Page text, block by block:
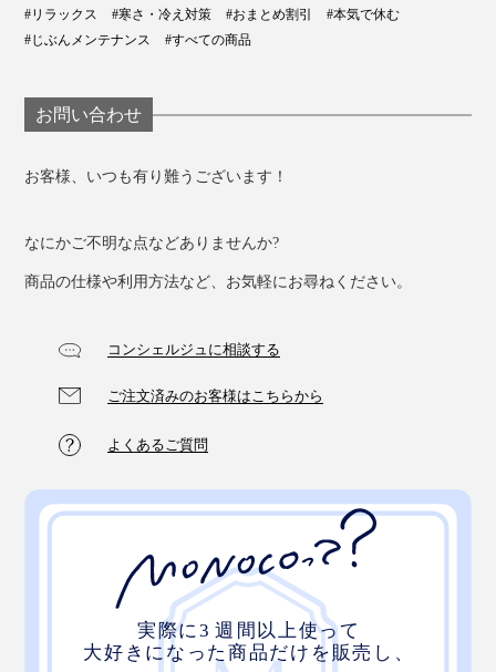
#リラックス #寒さ・冷え対策 #おまとめ割引
#本気で休む
#じぶんメンテナンス
#すべての商品
お問い合わせ
お客様、いつも有り難うございます！
なにかご不明な点などありませんか?
商品の仕様や利用方法など、お気軽にお尋ねください。
コンシェルジュに相談する
ご注文済みのお客様はこちらから
よくあるご質問